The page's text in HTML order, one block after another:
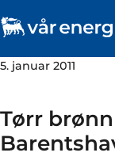
5. januar 2011
Tørr